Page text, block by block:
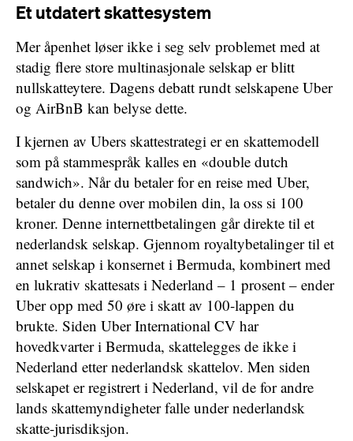
Et utdatert skattesystem
Mer åpenhet løser ikke i seg selv problemet med at
stadig flere store multinasjonale selskap er blitt
nullskatteytere. Dagens debatt rundt selskapene Uber
og AirBnB kan belyse dette.
I kjernen av Ubers skattestrategi er en skattemodell
som på stammespråk kalles en «double dutch
sandwich». Når du betaler for en reise med Uber,
betaler du denne over mobilen din, la oss si 100
kroner. Denne internettbetalingen går direkte til et
nederlandsk selskap. Gjennom royaltybetalinger til et
annet selskap i konsernet i Bermuda, kombinert med
en lukrativ skattesats i Nederland – 1 prosent – ender
Uber opp med 50 øre i skatt av 100-lappen du
brukte. Siden Uber International CV har
hovedkvarter i Bermuda, skattelegges de ikke i
Nederland etter nederlandsk skattelov. Men siden
selskapet er registrert i Nederland, vil de for andre
lands skattemyndigheter falle under nederlandsk
skatte-jurisdiksjon.